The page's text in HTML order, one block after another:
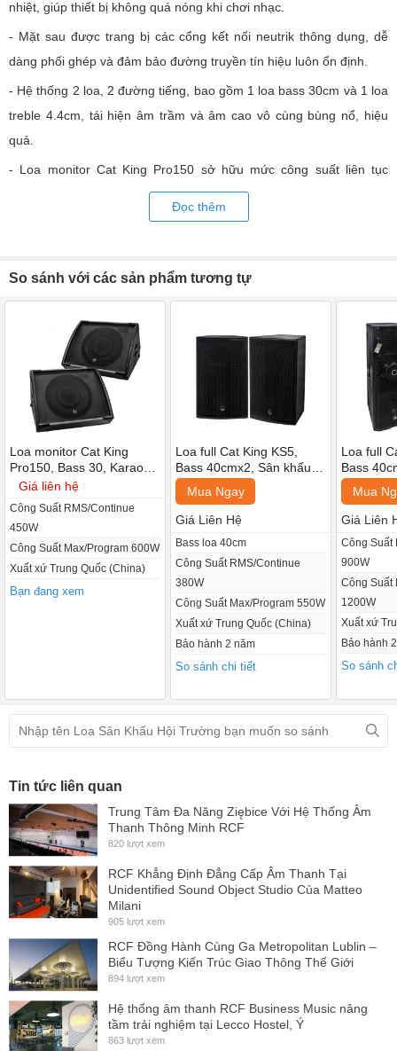
nhiệt, giúp thiết bị không quá nóng khi chơi nhạc.
- Mặt sau được trang bị các cổng kết nối neutrik thông dụng, dễ
dàng phối ghép và đảm bảo đường truyền tín hiệu luôn ổn định.
- Hệ thống 2 loa, 2 đường tiếng, bao gồm 1 loa bass 30cm và 1 loa
treble 4.4cm, tái hiện âm trầm và âm cao vô cùng bùng nổ, hiệu
quả.
- Loa monitor Cat King Pro150 sở hữu mức công suất liên tục
450W và đạt cực đại 600W mang đến hiệu suất cao, âm thanh đầu
ra mạnh mẽ, sống động, chân thực và đầy cảm xúc.
cứ dòng nhạc nào với đầy đủ các dải âm thanh trầm – trung – cao.
- Loa monitor Cat King Pro150 phát ra âm thanh to, rõ ràng, bao
phù toàn bộ không gian giải trí nhờ độ nhạy 89dB.
Đọc thêm
So sánh với các sản phẩm tương tự
Loa monitor Cat King
Pro150, Bass 30, Karaoke,
Sân Khấu (Giá 2 chiếc)
Giá liên hệ
Công Suất RMS/Continue
450W
Công Suất Max/Program 600W
Xuất xứ Trung Quốc (China)
Bạn đang xem
Loa full Cat King KS5,
Bass 40cmx2, Sân khấu,
Hội trường, (Giá 2 chiếc)
Mua Ngay
Giá Liên Hệ
Bass loa 40cm
Công Suất RMS/Continue
380W
Công Suất Max/Program 550W
Xuất xứ Trung Quốc (China)
Bảo hành 2 năm
So sánh chi tiết
Loa full
Bass
Hội
Mua
Giá Liên
Công Suất
900W
Công Suất
1200W
Xuất xứ
Bảo hành
So sánh
Tin tức liên quan
Trung Tâm Đa Năng Ziębice Với Hệ Thống Âm
Thanh Thông Minh RCF
820 lượt xem
RCF Khẳng Định Đẳng Cấp Âm Thanh Tại
Unidentified Sound Object Studio Của Matteo
Milani
905 lượt xem
RCF Đồng Hành Cùng Ga Metropolitan Lublin –
Biểu Tượng Kiến Trúc Giao Thông Thế Giới
894 lượt xem
Hệ thống âm thanh RCF Business Music nâng
tầm trải nghiệm tại Lecco Hostel, Ý
863 lượt xem